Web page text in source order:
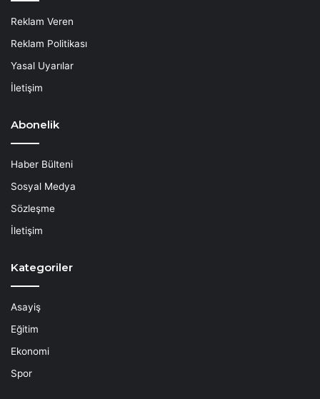
Reklam Veren
Reklam Politikası
Yasal Uyarılar
İletişim
Abonelik
Haber Bülteni
Sosyal Medya
Sözleşme
İletişim
Kategoriler
Asayiş
Eğitim
Ekonomi
Spor